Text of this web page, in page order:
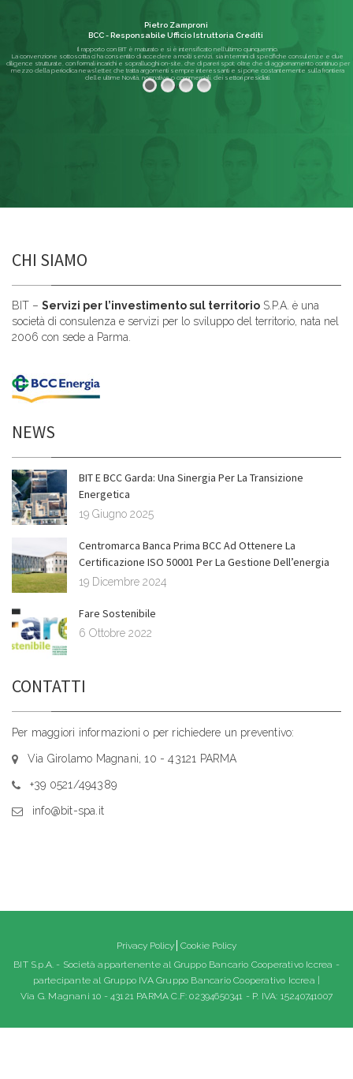
Il rapporto con BIT è maturato e si è intensificato nell'ultimo quinquennio.
La convenzione sottoscritta ci ha consentito di accedere a molti servizi, sia in termini di specifiche consulenze e due
diligence strutturate, con formali incarichi e sopralluoghi on-site, che di pareri spot; oltre che di aggiornamento continuo per
mezzo della periodica newsletter, che tratta argomenti sempre interessanti e si pone costantemente sulla frontiera
delle ultime Novità, normative o commerciali, dei settori presidiati.
Pietro Zamproni
BCC - Responsabile Ufficio Istruttoria Crediti
Leggi di più
CHI SIAMO
BIT – Servizi per l’investimento sul territorio S.P.A. è una
società di consulenza e servizi per lo sviluppo del territorio, nata nel
2006 con sede a Parma.
NEWS
BIT E BCC Garda: Una Sinergia Per La Transizione
Energetica
19 Giugno 2025
Centromarca Banca Prima BCC Ad Ottenere La
Certificazione ISO 50001 Per La Gestione Dell’energia
19 Dicembre 2024
Fare Sostenibile
6 Ottobre 2022
CONTATTI
Per maggiori informazioni o per richiedere un preventivo:
Via Girolamo Magnani, 10 - 43121 PARMA
+39 0521/494389
info@bit-spa.it
Privacy Policy Cookie Policy
BIT S.p.A. - Società appartenente al Gruppo Bancario Cooperativo Iccrea -
partecipante al Gruppo IVA Gruppo Bancario Cooperativo Iccrea |
Via G. Magnani 10 - 43121 PARMA C.F: 02394650341 - P. IVA: 15240741007